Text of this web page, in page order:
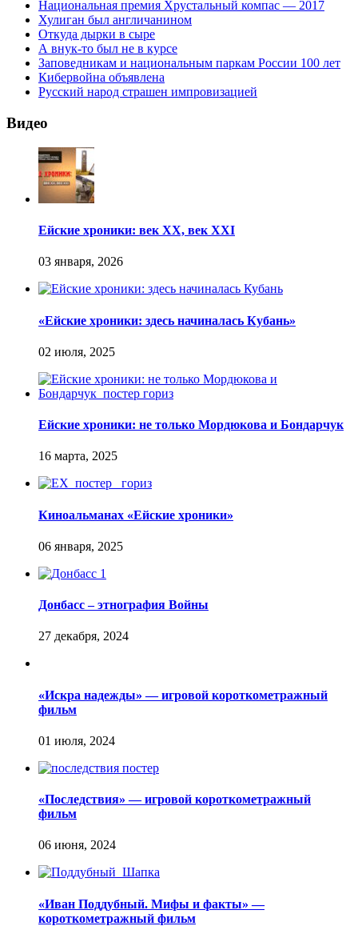
Национальная премия Хрустальный компас — 2017
Хулиган был англичанином
Откуда дырки в сыре
А внук-то был не в курсе
Заповедникам и национальным паркам России 100 лет
Кибервойна объявлена
Русский народ страшен импровизацией
Видео
Ейские хроники: век XX, век XXI
«Ейские хроники: здесь начиналась Кубань»
Ейские хроники: не только Мордюкова и Бондарчук
Киноальманах «Ейские хроники»
Донбасс – этнография Войны
«Искра надежды» — игровой короткометражный
фильм
«Последствия» — игровой короткометражный
фильм
«Иван Поддубный. Мифы и факты» —
короткометражный фильм